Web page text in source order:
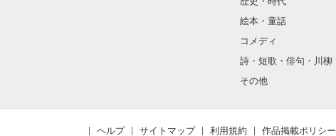
絵本・童話
コメディ
詩・短歌・俳句・川柳
その他
ヘルプ サイトマップ 利用規約 作品掲載ポリシー